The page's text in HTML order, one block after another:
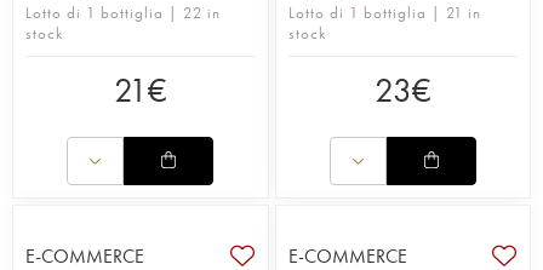
Lotto di 1 bottiglia | 22 in
stock
21€
Lotto di 1 bottiglia | 21 in
stock
23€
E-COMMERCE E-COMMERCE